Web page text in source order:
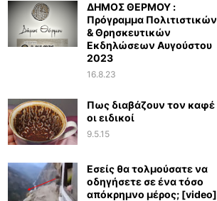
ΔΗΜΟΣ ΘΕΡΜΟΥ :
Πρόγραμμα Πολιτιστικών
& Θρησκευτικών
Εκδηλώσεων Αυγούστου
2023
16.8.23
Πως διαβάζουν τον καφέ
οι ειδικοί
9.5.15
Εσείς θα τολμούσατε να
οδηγήσετε σε ένα τόσο
απόκρημνο μέρος; [video]